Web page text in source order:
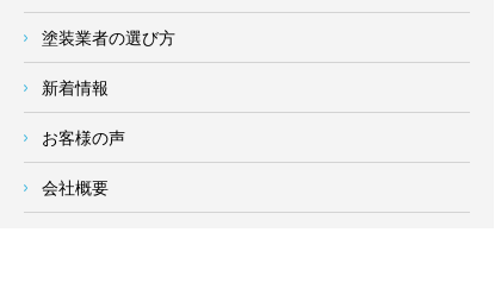
塗装業者の選び方
新着情報
お客様の声
会社概要